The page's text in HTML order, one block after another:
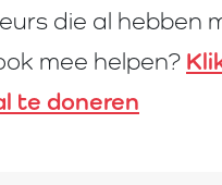
die al hebben
mee helpen?
te doneren